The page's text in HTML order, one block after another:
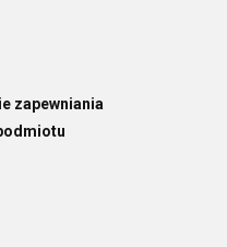
zapewniania